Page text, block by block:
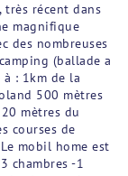
très récent dans
magnifique
des nombreuses
(ballade a
: 1km de la
500 mètres
mètres du
courses de
mobil home est
chambres -1